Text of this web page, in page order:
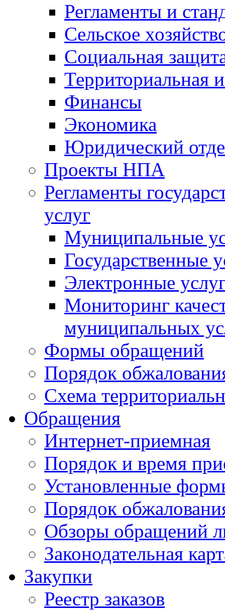
Регламенты и
Сельское
Социальная
Территориальная
Финансы
Экономика
Юридический
Проекты НПА
Регламенты
услуг
Муниципальные
Государственные
Электронные
Мониторинг
муниципальных
Формы обращений
Порядок
Схема
Обращения
Интернет-приемная
Порядок и время
Установленные
Порядок
Обзоры обращений
Законодательная
Закупки
Реестр заказов